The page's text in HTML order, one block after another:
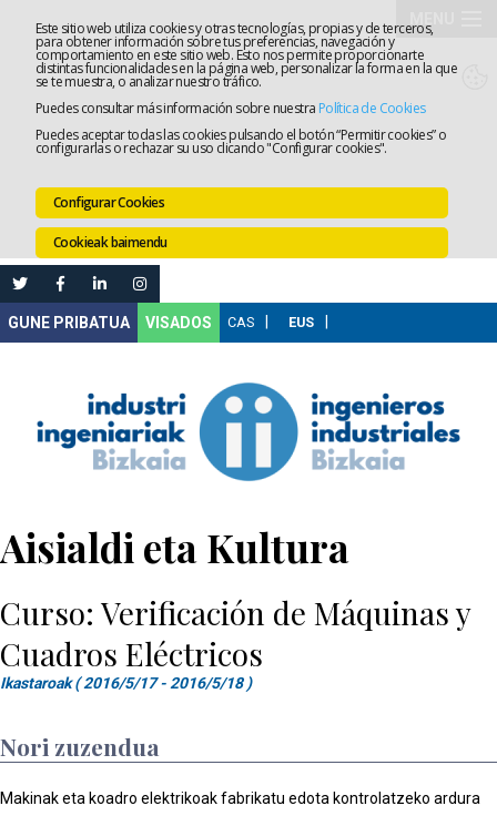
Este sitio web utiliza cookies y otras tecnologías, propias y de terceros,
para obtener información sobre tus preferencias, navegación y
comportamiento en este sitio web. Esto nos permite proporcionarte
distintas funcionalidades en la página web, personalizar la forma en la que
se te muestra, o analizar nuestro tráfico.
Puedes consultar más información sobre nuestra Política de Cookies
Puedes aceptar todas las cookies pulsando el botón “Permitir cookies” o
configurarlas o rechazar su uso clicando "Configurar cookies".
Configurar Cookies
Cookieak baimendu
VISADOS
Aisialdi eta Kultura
Curso: Verificación de Máquinas y
Cuadros Eléctricos
Ikastaroak ( 2016/5/17 - 2016/5/18 )
Nori zuzendua
Makinak eta koadro elektrikoak fabrikatu edota kontrolatzeko ardura
Elkargoa
Lanaren
Leihatila